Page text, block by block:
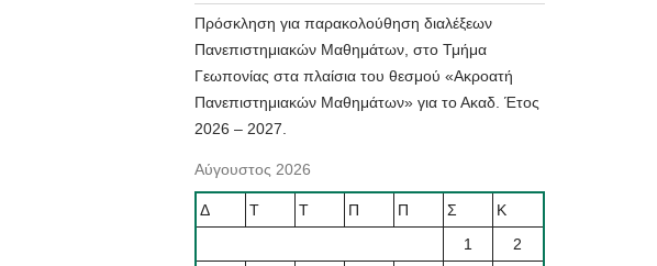
Πρόσκληση για παρακολούθηση διαλέξεων
Πανεπιστημιακών Μαθημάτων, στο Τμήμα
Γεωπονίας στα πλαίσια του θεσμού «Ακροατή
Πανεπιστημιακών Μαθημάτων» για το Ακαδ. Έτος
2026 – 2027.
Αύγουστος 2026
Δ Τ Τ Π Π Σ
Κ
1
2